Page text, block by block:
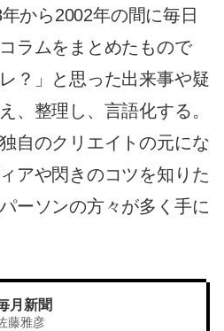
から2002年の間に毎日
ラムをまとめたもので
？」と思った出来事や疑
、整理し、言語化する。
自のクリエイトの元にな
アや閃きのコツを知りた
ーソンの方々が多く手に
月新聞
藤雅彦